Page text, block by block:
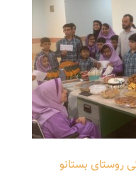
روستای بستانو